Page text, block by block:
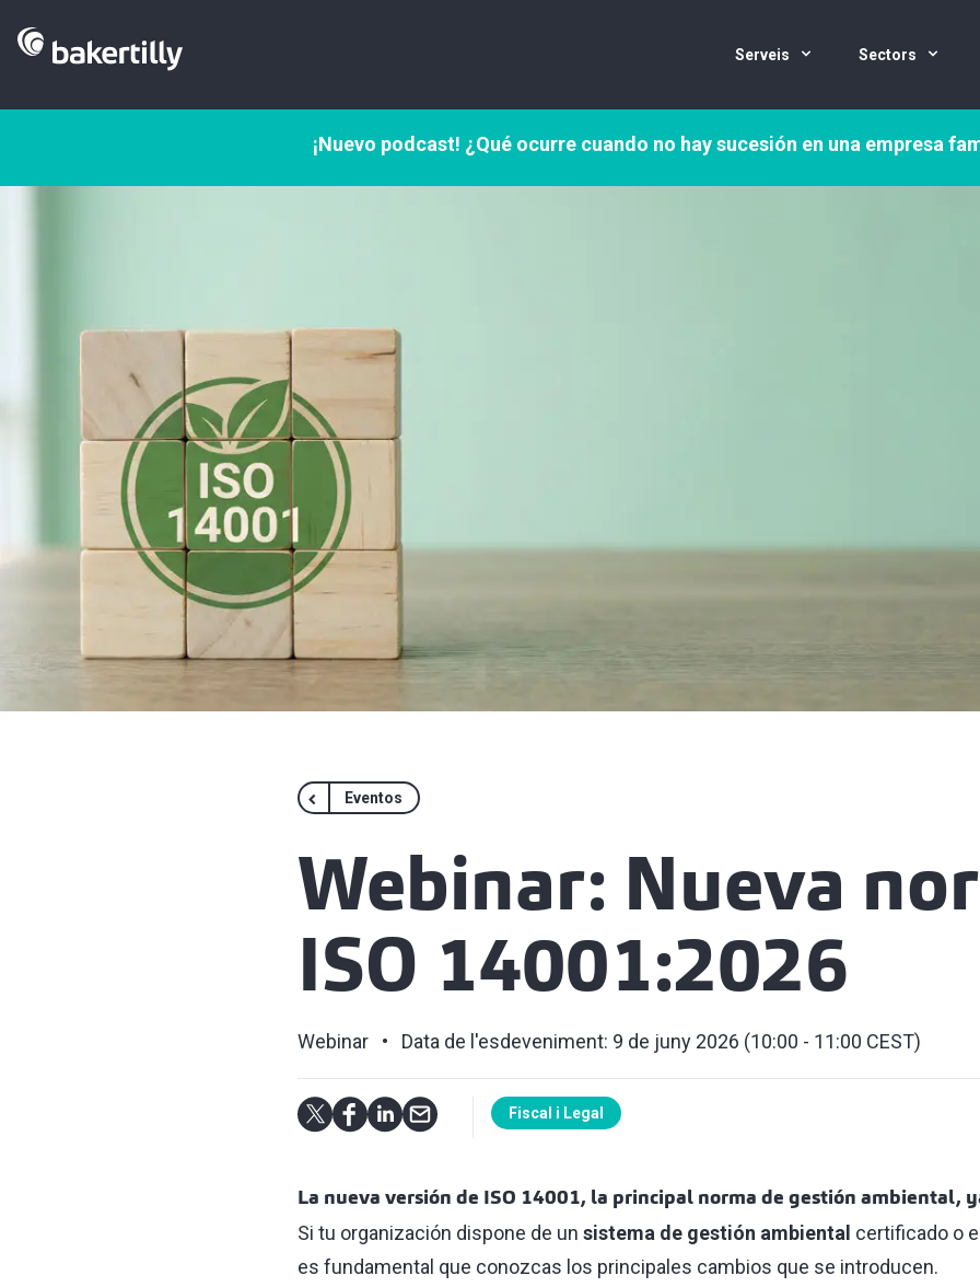
Serveis Sectors
¡Nuevo podcast! ¿Qué ocurre cuando no hay sucesión en una empresa
Eventos
Webinar: Nueva
ISO 14001:2026
Webinar Data de l'esdeveniment: 9 de juny 2026 (10:00 - 11:00 CEST)
Fiscal i Legal
La nueva versión de ISO 14001, la principal norma de gestión ambiental,
Si tu organización dispone de un sistema de gestión ambiental certificado o
es fundamental que conozcas los principales cambios que se introducen.